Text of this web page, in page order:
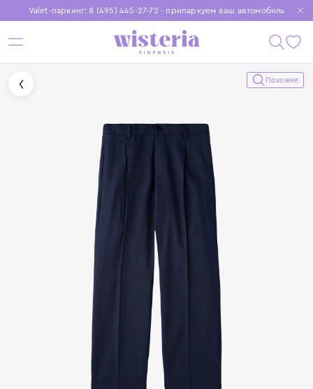
Valet-паркинг: 8 (495) 445-27-72 - припаркуем ваш автомобиль
Бесплатная доставка при заказе от 15 000 ₽
Установите приложение, чтобы покупки были еще удобнее
Похожие